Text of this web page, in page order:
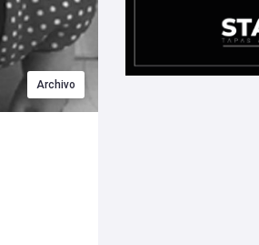
Archivo